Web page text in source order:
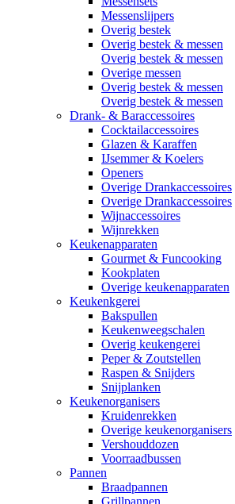
Messenslijpers
Overig bestek
Overig bestek & messen
Overig bestek & messen
Overige messen
Overig bestek & messen
Overig bestek & messen
Drank- & Baraccessoires
Cocktailaccessoires
Glazen & Karaffen
IJsemmer & Koelers
Openers
Overige Drankaccessoires
Overige Drankaccessoires
Wijnaccessoires
Wijnrekken
Keukenapparaten
Gourmet & Funcooking
Kookplaten
Overige keukenapparaten
Keukenkgerei
Bakspullen
Keukenweegschalen
Overig keukengerei
Peper & Zoutstellen
Raspen & Snijders
Snijplanken
Keukenorganisers
Kruidenrekken
Overige keukenorganisers
Vershouddozen
Voorraadbussen
Pannen
Braadpannen